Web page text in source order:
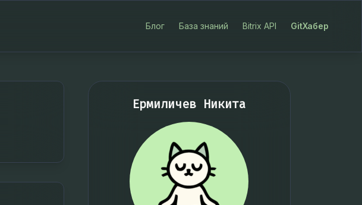
Блог База знаний Bitrix API GitХабер
Ермиличев Никита